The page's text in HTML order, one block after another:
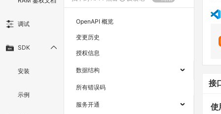
调试
SDK
安装
示例
OpenAPI 概览
变更历史
授权信息
数据结构
所有错误码
服务开通
接
使